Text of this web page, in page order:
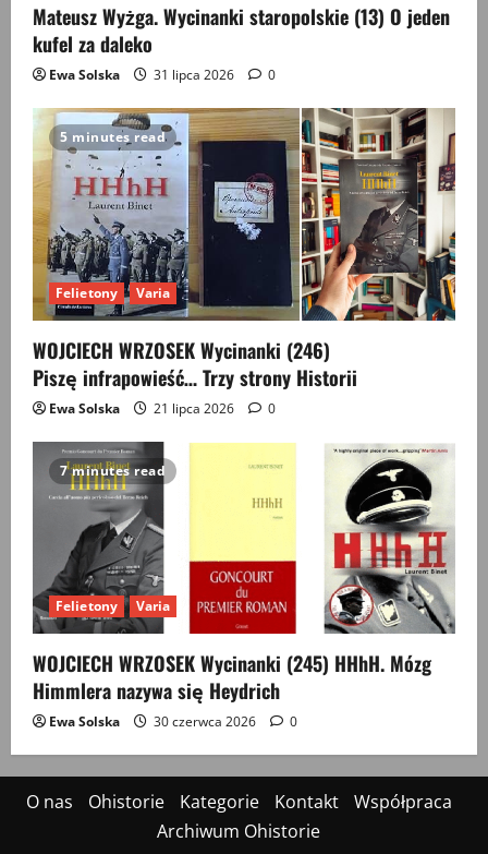
Mateusz Wyżga. Wycinanki staropolskie (13) O jeden
kufel za daleko
Ewa Solska 31 lipca 2026 0
5 minutes read
Felietony Varia
WOJCIECH WRZOSEK Wycinanki (246)
Piszę infrapowieść… Trzy strony Historii
Ewa Solska 21 lipca 2026 0
7 minutes read
Felietony Varia
WOJCIECH WRZOSEK Wycinanki (245) HHhH. Mózg
Himmlera nazywa się Heydrich
Ewa Solska 30 czerwca 2026 0
O nas Ohistorie Kategorie Kontakt
Współpraca
Archiwum Ohistorie